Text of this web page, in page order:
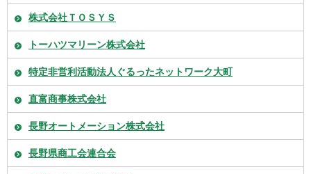
株式会社ＴＯＳＹＳ
トーハツマリーン株式会社
特定非営利活動法人ぐるったネットワーク大町
直富商事株式会社
長野オートメーション株式会社
長野県商工会連合会